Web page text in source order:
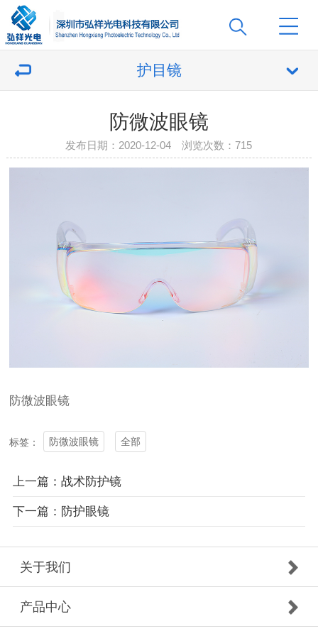
护目镜
防微波眼镜
发布日期：2020-12-04 浏览次数：715
防微波眼镜
标签： 防微波眼镜 全部
上一篇：战术防护镜
下一篇：防护眼镜
关于我们
产品中心